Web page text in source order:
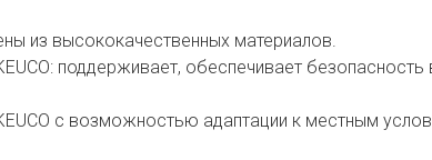
из высококачественных материалов.
поддерживает, обеспечивает
с возможностью адаптации к местным